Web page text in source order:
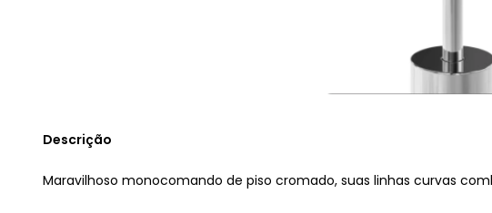
Descrição
Maravilhoso monocomando de piso cromado, suas linhas curvas